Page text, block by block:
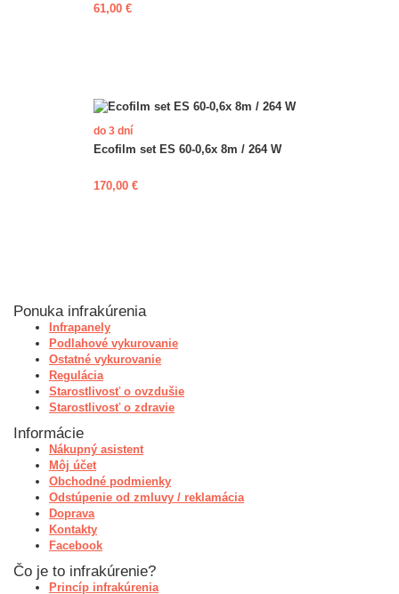
61,00 €
do 3 dní
Ecofilm set ES 60-0,6x 8m / 264 W
170,00 €
Ponuka infrakúrenia
Infrapanely
Podlahové vykurovanie
Ostatné vykurovanie
Regulácia
Starostlivosť o ovzdušie
Starostlivosť o zdravie
Informácie
Nákupný asistent
Môj účet
Obchodné podmienky
Odstúpenie od zmluvy / reklamácia
Doprava
Kontakty
Facebook
Čo je to infrakúrenie?
Princíp infrakúrenia